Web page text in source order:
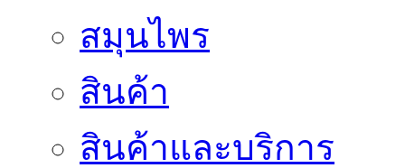
สมุนไพร
สินค้า
สินค้าและบริการ